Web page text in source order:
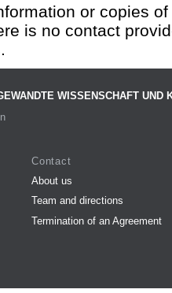
or copies
is no contact
WISSENSCHAFT UND
Contact
About us
Team and directions
Termination of an Agreement